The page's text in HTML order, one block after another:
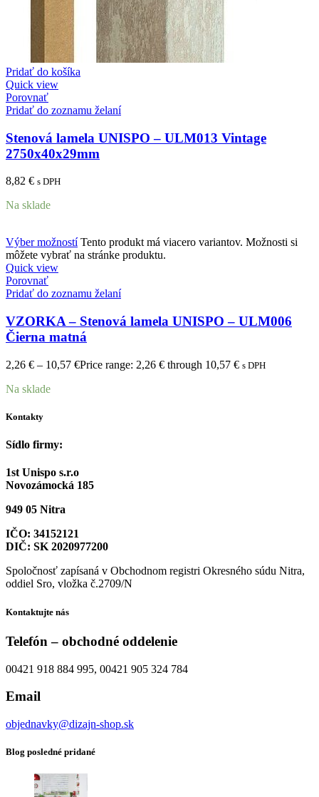
Pridať do košíka
Quick view
Porovnať
Pridať do zoznamu želaní
Stenová lamela UNISPO – ULM013 Vintage
2750x40x29mm
8,82 € s DPH
Na sklade
Výber možností Tento produkt má viacero variantov. Možnosti si
môžete vybrať na stránke produktu.
Quick view
Porovnať
Pridať do zoznamu želaní
VZORKA – Stenová lamela UNISPO – ULM006
Čierna matná
2,26 € – 10,57 €Price range: 2,26 € through 10,57 € s DPH
Na sklade
Kontakty
Sídlo firmy:
1st Unispo s.r.o
Novozámocká 185
949 05 Nitra
IČO: 34152121
DIČ: SK 2020977200
Spoločnosť zapísaná v Obchodnom registri Okresného súdu Nitra,
oddiel Sro, vložka č.2709/N
Kontaktujte nás
Telefón – obchodné oddelenie
00421 918 884 995, 00421 905 324 784
Email
objednavky@dizajn-shop.sk
Blog posledné pridané